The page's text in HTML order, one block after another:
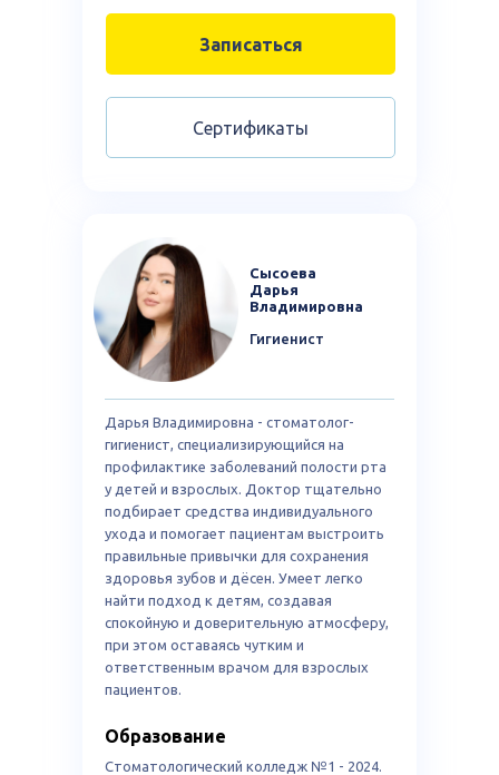
Записаться
Сертификаты
Гигиенист
Сысоева
Дарья
Владимировна
Дарья Владимировна - стоматолог-
гигиенист, специализирующийся на
профилактике заболеваний полости рта
у детей и взрослых. Доктор тщательно
подбирает средства индивидуального
ухода и помогает пациентам выстроить
правильные привычки для сохранения
здоровья зубов и дёсен. Умеет легко
найти подход к детям, создавая
спокойную и доверительную атмосферу,
при этом оставаясь чутким и
ответственным врачом для взрослых
пациентов.
Образование
Стоматологический колледж №1 - 2024.
Лучшая несетевая
ЛУЧШАЯ СТОМАТОЛОГИЯ ВЫСОКИЕ СТАНДАРТЫ
МЕДИЦИНЫ
Лучшая
ТОП-10
стоматологий года
2025
Лучшая клиника
в свердловском
районе 2023